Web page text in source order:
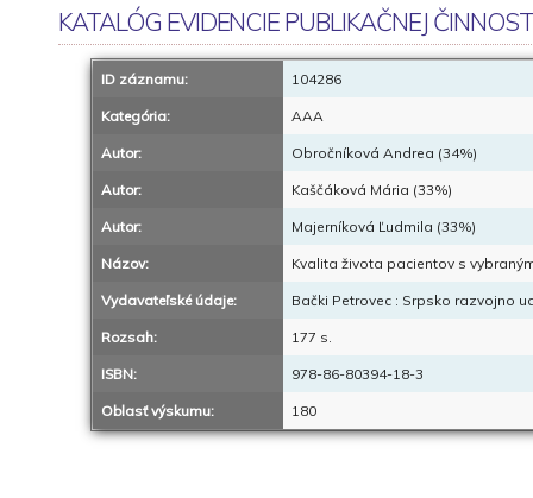
KATALÓG EVIDENCIE PUBLIKAČNEJ
ID záznamu: 104286
Kategória: AAA
Autor: Obročníková Andrea (34%)
Autor: Kaščáková Mária (33%)
Autor: Majerníková Ľudmila (33%)
Názov: Kvalita života pacientov s
Vydavateľské údaje: Bački Petrovec : Srpsko razvojno
Rozsah: 177 s.
ISBN: 978-86-80394-18-3
Oblasť výskumu: 180